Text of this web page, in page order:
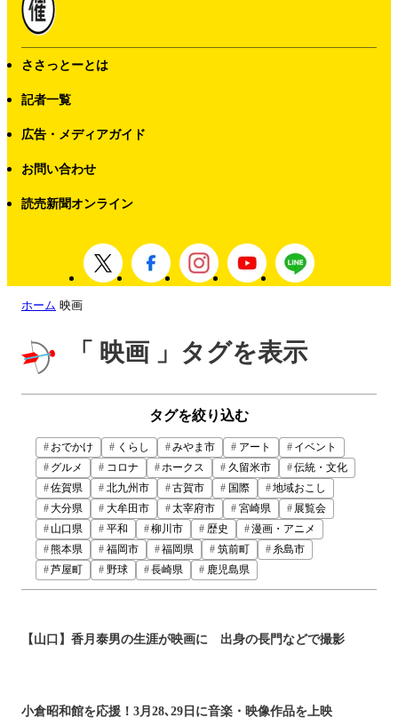
ささっとーとは
記者一覧
広告・メディアガイド
お問い合わせ
読売新聞オンライン
ホーム 映画
「 映画 」タグを表示
タグを絞り込む
おでかけ くらし みやま市 アート
イベント
グルメ
コロナ ホークス 久留米市
伝統・文化
佐賀県
北九州市 古賀市 国際
地域おこし
大分県
大牟田市 太宰府市 宮崎県
展覧会
山口県
平和 柳川市 歴史
漫画・アニメ
熊本県
福岡市 福岡県 筑前町
糸島市
芦屋町
野球 長崎県 鹿児島県
【山口】香月泰男の生涯が映画に 出身の長門などで撮影
小倉昭和館を応援！3月28､29日に音楽・映像作品を上映